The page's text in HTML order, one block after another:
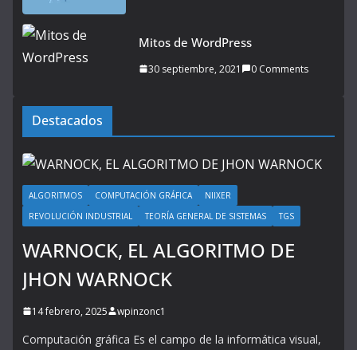
Mitos de WordPress
30 septiembre, 2021 0 Comments
Destacados
ALGORITMOS COMPUTACIÓN GRÁFICA
NIIXER
REVOLUCIÓN INDUSTRIAL
TEORÍA GENERAL DE SISTEMAS TGS
WARNOCK, EL ALGORITMO DE
JHON WARNOCK
14 febrero, 2025 wpinzonc1
Computación gráfica Es el campo de la informática visual,